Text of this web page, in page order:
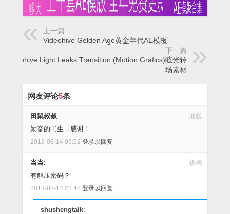
上一篇
Videohive Golden Age黄金年代AE模板
下一篇
Videohive Light Leaks Transition (Motion Grafics)眩光转
场素材
网友评论5条
地板
田鼠叔叔:
勤奋的书生，感谢！
2013-08-14 09:52 登录以回复
板凳
当当:
有解压密码？
2013-08-14 22:42 登录以回复
shushengtalk: